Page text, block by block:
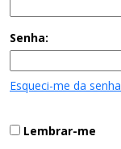
Senha:
Esqueci-me da senha
Lembrar-me